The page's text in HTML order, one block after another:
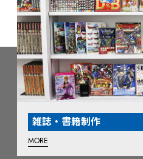
雑誌・書籍制作
MORE